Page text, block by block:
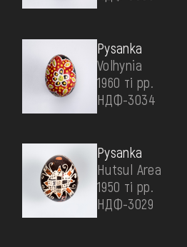
Pysanka
Volhynia
1960 ті рр.
НДФ-3034
Pysanka
Hutsul Area
1950 ті рр.
НДФ-3029